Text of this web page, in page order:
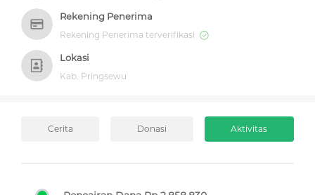
Rekening Penerima
Rekening Penerima terverifikasi
Lokasi
Kab. Pringsewu
Cerita Donasi Aktivitas